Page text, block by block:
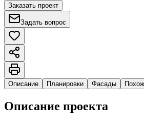
Заказать проект
Задать вопрос
Описание Планировки Фасады
Описание проекта